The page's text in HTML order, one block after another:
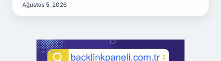
Ağustos 5, 2026